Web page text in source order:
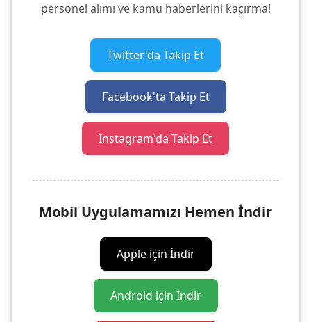
personel alımı ve kamu haberlerini kaçırma!
Twitter'da Takip Et
Facebook'ta Takip Et
Instagram'da Takip Et
Mobil Uygulamamızı Hemen İndir
Apple için İndir
Android için İndir